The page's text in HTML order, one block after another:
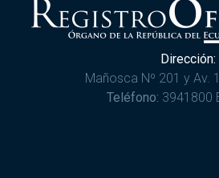
Dirección:
Mañosca Nº 201 y Av.
Teléfono: 3941800